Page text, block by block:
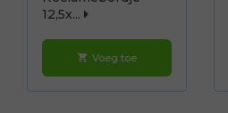
12,5x...
shopping_cart Voeg toe